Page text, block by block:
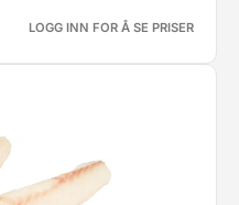
LOGG INN FOR Å SE PRISER